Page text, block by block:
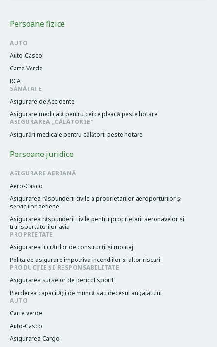
Persoane fizice
AUTO
Auto-Casco
Carte Verde
RCA
SĂNĂTATE
Asigurare de Accidente
Asigurare medicală pentru cei cе pleacă peste hotare
ASIGURAREA „CĂLĂTORIE”
Asigurări medicale pentru călătorii peste hotare
Persoane juridice
ASIGURARE AERIANĂ
Aero-Casco
Asigurarea răspunderii civile a proprietarilor aeroporturilor și
serviciilor aeriene
Asigurarea răspunderii civile pentru proprietarii aeronavelor și
transportatorilor avia
PROPRIETATE
Asigurarea lucrărilor de construcții și montaj
Poliţa de asigurare împotriva incendiilor și altor riscuri
PRODUCȚIE ȘI RESPONSABILITATE
Asigurarea surselor de pericol sporit
Pierderea capacităţii de muncă sau decesul angajatului
AUTO
Carte verde
Auto-Casco
Asigurarea Cargo